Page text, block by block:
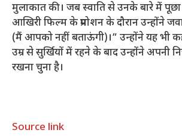
मुलाकात की। जब स्वाति से उनके बारे में पूछा
आखिरी फिल्म के प्रमोशन के दौरान उन्होंने
(मैं आपको नहीं बताऊंगी)।” उन्होंने यह भी
उम्र से सुर्खियों में रहने के बाद उन्होंने अपनी
रखना चुना है।
Source link